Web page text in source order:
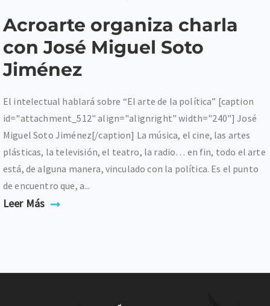
Acroarte organiza charla
con José Miguel Soto
Jiménez
El intelectual hablará sobre “El arte de la política” [caption
id="attachment_512" align="alignright" width="240"] José
Miguel Soto Jiménez[/caption] La música, el cine, las artes
plásticas, la televisión, el teatro, la radio… en fin, todo el arte
está, de alguna manera, vinculado con la política. Es el punto
de encuentro que, a...
Leer Más